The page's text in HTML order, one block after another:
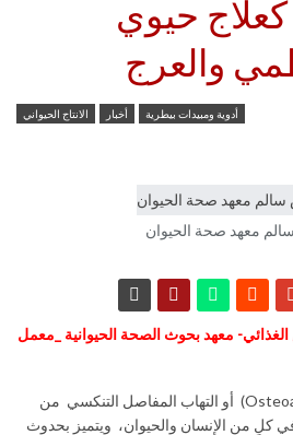
كعلاج حيوي
والعرج
أدوية ومبيدات بيطرية أخبار الانتاج الحيواني
معهد صحة الحيوان
الغذائي- معهد بحوث الصحة الحيوانية _معمل
يعد الفُصال العظمي (Osteoarthritis) أو التهاب المفاصل التنكسي من
كلٍ من الإنسان والحيوان، ويتميز بحدوث